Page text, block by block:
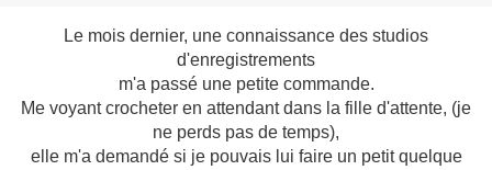
Le mois dernier, une connaissance des studios
d'enregistrements
m'a passé une petite commande.
Me voyant crocheter en attendant dans la fille d'attente, (je
ne perds pas de temps),
elle m'a demandé si je pouvais lui faire un petit quelque